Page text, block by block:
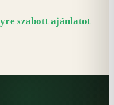
szabott ajánlatot